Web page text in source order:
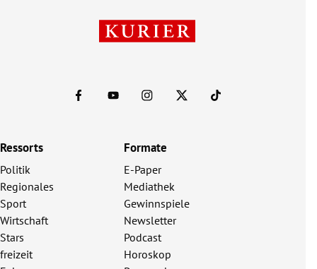
Ressorts
Politik
Regionales
Sport
Wirtschaft
Stars
freizeit
Formate
E-Paper
Mediathek
Gewinnspiele
Newsletter
Podcast
Horoskop